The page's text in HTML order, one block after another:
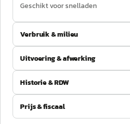
Geschikt voor snelladen
Verbruik & milieu
Uitvoering & afwerking
Historie & RDW
Prijs & fiscaal